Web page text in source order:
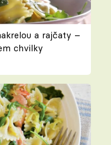
a rajčaty –
chvilky